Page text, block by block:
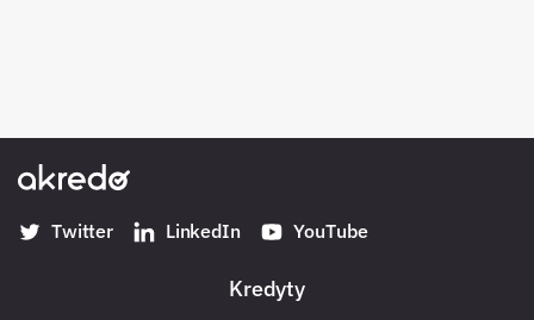
Twitter LinkedIn YouTube
Kredyty